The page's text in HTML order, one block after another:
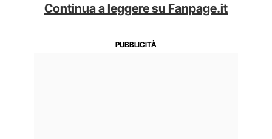
Continua a leggere su Fanpage.it